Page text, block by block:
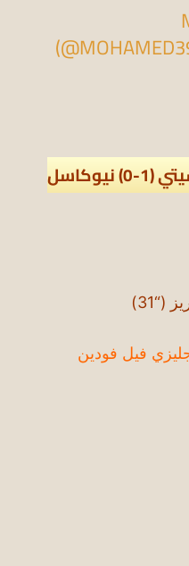
19/08/2023 | مانشستر سيتي (1-0) نيوكاسل
(“31)
فيل فودين